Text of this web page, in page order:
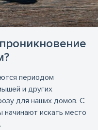
периодом
и других
для наших домов. С
начинают искать место